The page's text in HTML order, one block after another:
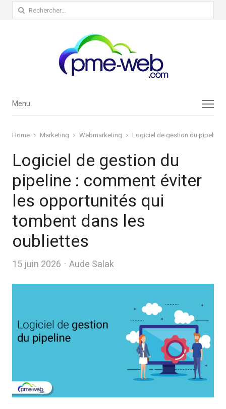
Rechercher :
Menu
Menu
Home Marketing Webmarketing Logiciel de gestion du pipeline
Logiciel de gestion du
pipeline : comment éviter
les opportunités qui
tombent dans les
oubliettes
15 juin 2026 Author
Aude Salak